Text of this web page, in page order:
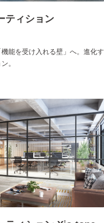
ティション
機能を受け入れる壁」へ。進化す
。